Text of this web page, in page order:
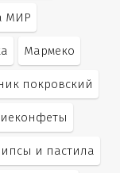
МИР
Мармеко
покровский
и пастила